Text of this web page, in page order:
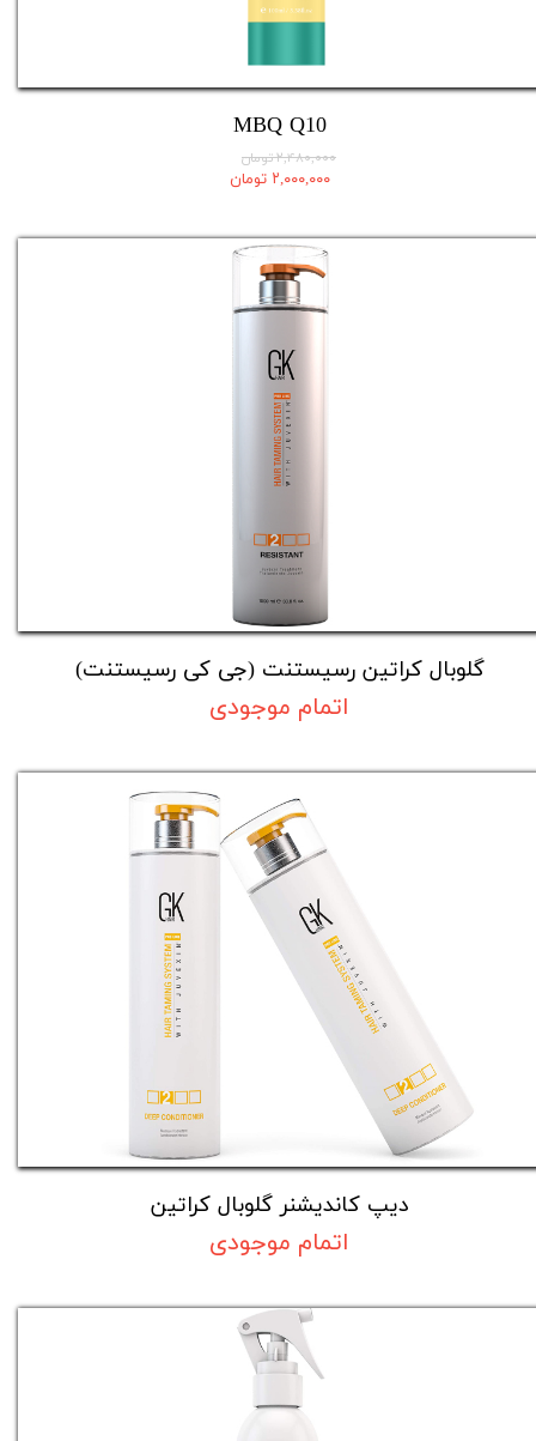
MBQ Q10
۲,۴۸۰,۰۰۰ تومان
۲,۰۰۰,۰۰۰ تومان
گلوبال کراتین رسیستنت (جی کی رسیستنت)
اتمام موجودی
دیپ کاندیشنر گلوبال کراتین
اتمام موجودی